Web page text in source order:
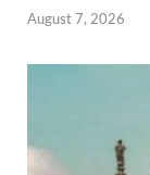
August 7, 2026